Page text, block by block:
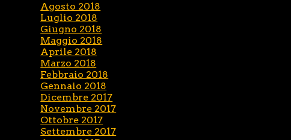
Agosto 2018
Luglio 2018
Giugno 2018
Maggio 2018
Aprile 2018
Marzo 2018
Febbraio 2018
Gennaio 2018
Dicembre 2017
Novembre 2017
Ottobre 2017
Settembre 2017